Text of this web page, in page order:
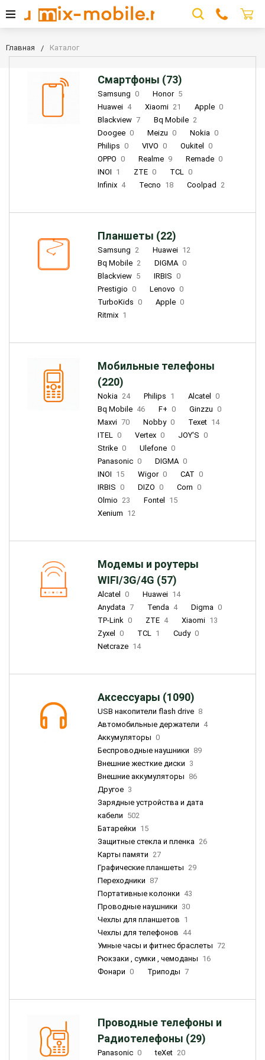
Главная Каталог
Смартфоны (73)
Samsung 0 Honor 5
Huawei 4 Xiaomi 21 Apple 0
Blackview 7 Bq Mobile 2
Doogee 0 Meizu 0 Nokia 0
Philips 0 VIVO 0 Oukitel
0
OPPO 0 Realme 9 Remade 0
INOI 1 ZTE 0 TCL 0
Infinix 4 Tecno 18 Coolpad 2
Планшеты (22)
Samsung 2 Huawei 12
Bq Mobile 2 DIGMA 0
Blackview 5 IRBIS 0
Prestigio 0 Lenovo 0
TurboKids 0 Apple 0
Ritmix 1
Мобильные телефоны
(220)
Nokia 24 Philips 1 Alcatel
0
Bq Mobile 46 F+ 0 Ginzzu 0
Maxvi 70 Nobby 0 Texet 14
ITEL 0 Vertex 0 JOY'S 0
Strike 0 Ulefone 0
Panasonic 0 DIGMA 0
INOI 15 Wigor 0 CAT 0
IRBIS 0 DIZO 0 Corn 0
Olmio 23 Fontel
15
Xenium 12
Модемы и роутеры
WIFI/3G/4G (57)
Alcatel 0 Huawei 14
Anydata 7 Tenda 4 Digma 0
TP-Link 0 ZTE 4 Xiaomi 13
Zyxel
0 TCL 1 Cudy 0
Netcraze 14
Аксессуары (1090)
USB накопители flash drive 8
Автомобильные держатели 4
Аккумуляторы 0
Беспроводные наушники 89
Внешние жесткие диски 3
Внешние аккумуляторы 86
Другое 3
Зарядные устройства и дата
кабели 502
Батарейки 15
Защитные стекла и пленка 26
Карты памяти 27
Графические планшеты 29
Переходники 87
Портативные колонки 43
Проводные наушники 30
Чехлы для планшетов 1
Чехлы для телефонов 44
Умные часы и фитнес браслеты 72
Рюкзаки , сумки , чемоданы 16
Фонари 0 Триподы 7
Проводные телефоны и
Радиотелефоны (29)
Panasonic 0 teXet 20